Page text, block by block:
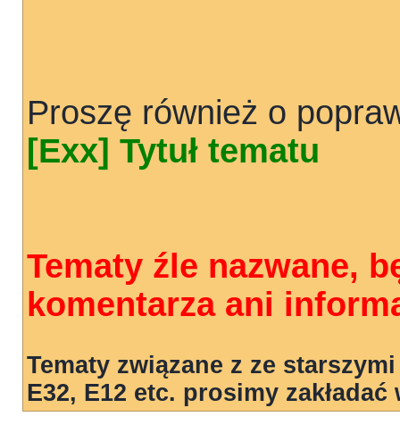
Proszę również o
[Exx] Tytuł tematu
Tematy źle nazwane,
komentarza ani
Tematy związane z ze
E32, E12 etc. prosimy